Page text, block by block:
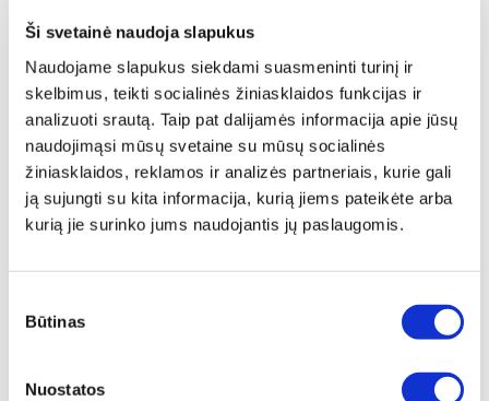
Ši svetainė naudoja slapukus
Naudojame slapukus siekdami suasmeninti turinį ir
skelbimus, teikti socialinės žiniasklaidos funkcijas ir
analizuoti srautą. Taip pat dalijamės informacija apie jūsų
naudojimąsi mūsų svetaine su mūsų socialinės
žiniasklaidos, reklamos ir analizės partneriais, kurie gali
ją sujungti su kita informacija, kurią jiems pateikėte arba
kurią jie surinko jums naudojantis jų paslaugomis.
pasirinkimas
Būtinas
Nuostatos
Jums taip pat gali patikti:
Naujas, vaistų
sprendimas
pasireiškiančiam
sindromui
Bioptron
potrauminio
Bioptron®
terapija gydant